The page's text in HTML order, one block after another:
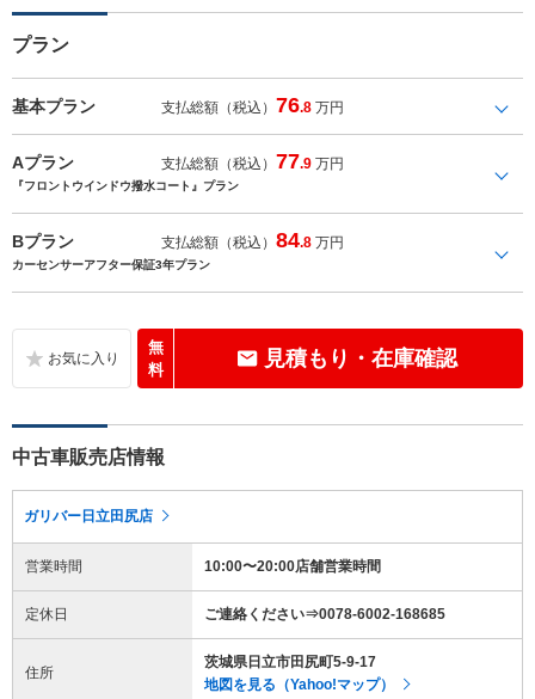
プラン
基本プラン 支払総額（税込） 76.8 万円
Aプラン 支払総額（税込） 77.9 万円
『フロントウインドウ撥水コート』プラン
Bプラン 支払総額（税込）84.8 万円
カーセンサーアフター保証3年プラン
無
料
見積もり・在庫確認
中古車販売店情報
ガリバー日立田尻店
営業時間 10:00〜20:00店舗営業時間
定休日 ご連絡ください⇒0078-6002-168685
住所
茨城県日立市田尻町5-9-17
地図を見る（Yahoo!マップ）